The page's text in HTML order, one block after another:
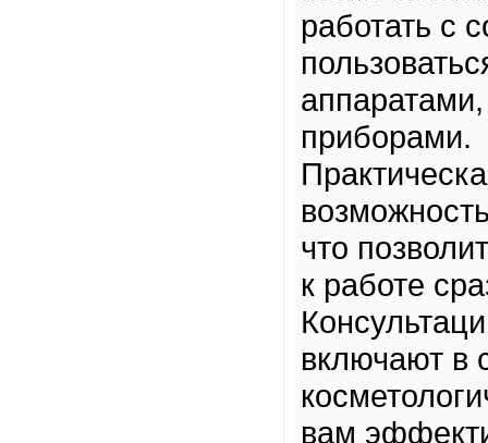
работать с
приборами.
что
к работе
включают в
вам